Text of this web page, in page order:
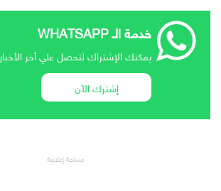
خدمة الـ WHATSAPP
يمكنك الإشتراك لتحصل علي أخر الأخبار
إشترك الآن
مساحة إعلانية